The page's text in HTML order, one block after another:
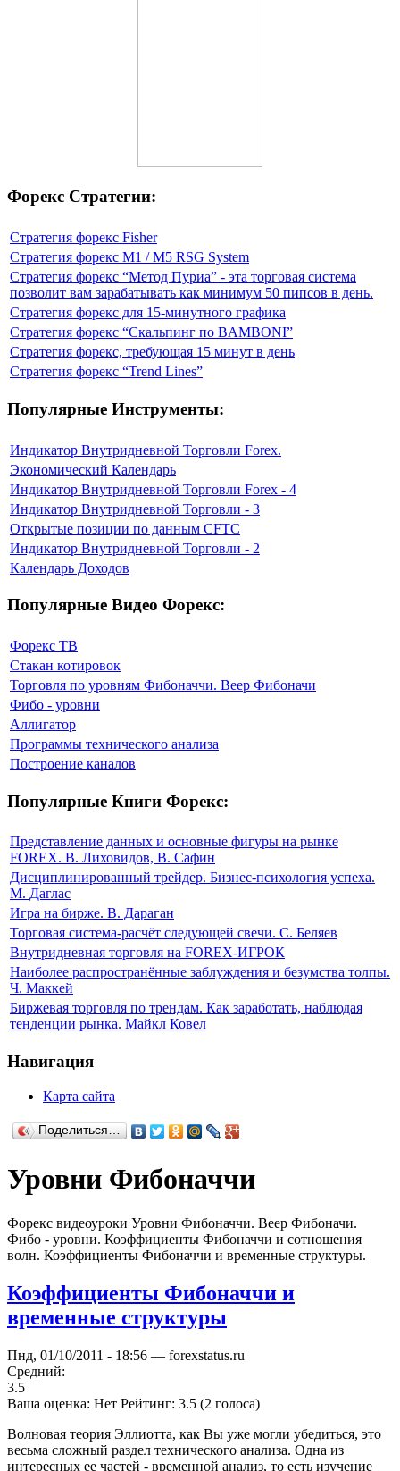
Форекс Стратегии:
Стратегия форекс Fisher
Стратегия форекс M1 / M5 RSG System
Стратегия форекс “Метод Пуриа” - эта торговая система
позволит вам зарабатывать как минимум 50 пипсов в день.
Стратегия форекс для 15-минутного графика
Стратегия форекс “Скальпинг по BAMBONI”
Стратегия форекс, требующая 15 минут в день
Стратегия форекс “Trend Lines”
Популярные Инструменты:
Индикатор Внутридневной Торговли Forex.
Экономический Календарь
Индикатор Внутридневной Торговли Forex - 4
Индикатор Внутридневной Торговли - 3
Открытые позиции по данным CFTC
Индикатор Внутридневной Торговли - 2
Календарь Доходов
Популярные Видео Форекс:
Форекс ТВ
Стакан котировок
Торговля по уровням Фибоначчи. Веер Фибоначи
Фибо - уровни
Аллигатор
Программы технического анализа
Построение каналов
Популярные Книги Форекс:
Представление данных и основные фигуры на рынке
FOREX. В. Лиховидов, В. Сафин
Дисциплинированный трейдер. Бизнес-психология успеха.
М. Даглас
Игра на бирже. В. Дараган
Торговая система-расчёт следующей свечи. С. Беляев
Внутридневная торговля на FOREX-ИГРОК
Наиболее распространённые заблуждения и безумства толпы.
Ч. Маккей
Биржевая торговля по трендам. Как заработать, наблюдая
тенденции рынка. Майкл Ковел
Навигация
Карта сайта
Поделиться…
Уровни Фибоначчи
Форекс видеоуроки Уровни Фибоначчи. Веер Фибоначи.
Фибо - уровни. Коэффициенты Фибоначчи и сотношения
волн. Коэффициенты Фибоначчи и временные структуры.
Коэффициенты Фибоначчи и
временные структуры
Пнд, 01/10/2011 - 18:56 — forexstatus.ru
Средний:
3.5
Ваша оценка: Нет Рейтинг: 3.5 (2 голоса)
Волновая теория Эллиотта, как Вы уже могли убедиться, это
весьма сложный раздел технического анализа. Одна из
интересных ее частей - временной анализ, то есть изучение